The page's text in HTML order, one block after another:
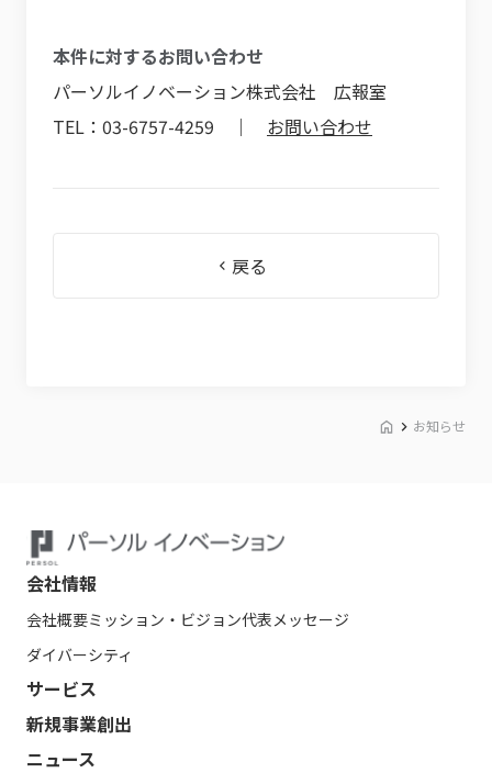
本件に対するお問い合わせ
パーソルイノベーション株式会社 広報室
TEL：03-6757-4259 ｜ お問い合わせ
戻る
お知らせ
会社情報
会社概要ミッション・ビジョン代表メッセージ
ダイバーシティ
サービス
新規事業創出
ニュース